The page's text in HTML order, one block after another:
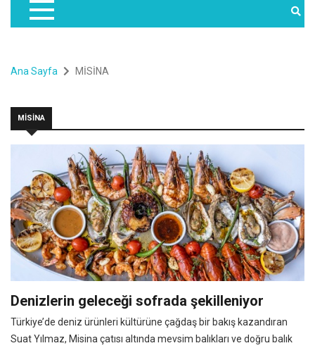
Ana Sayfa MİSİNA
MİSİNA
Denizlerin geleceği sofrada şekilleniyor
Türkiye’de deniz ürünleri kültürüne çağdaş bir bakış kazandıran
Suat Yılmaz, Misina çatısı altında mevsim balıkları ve doğru balık